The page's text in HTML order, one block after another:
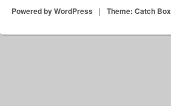
Powered by WordPress | Theme: Catch Box